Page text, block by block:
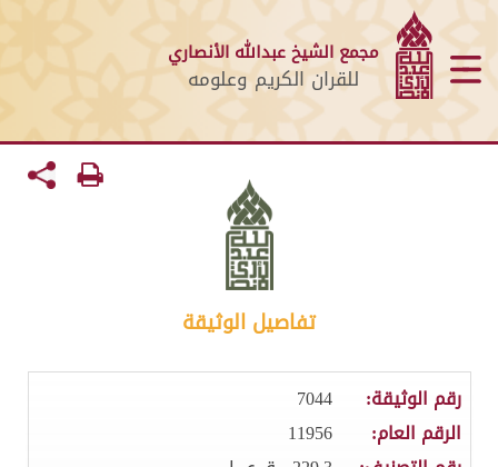
مجمع الشيخ عبدالله الأنصاري
للقران الكريم وعلومه
تفاصيل الوثيقة
رقم الوثيقة:
7044
الرقم العام:
11956